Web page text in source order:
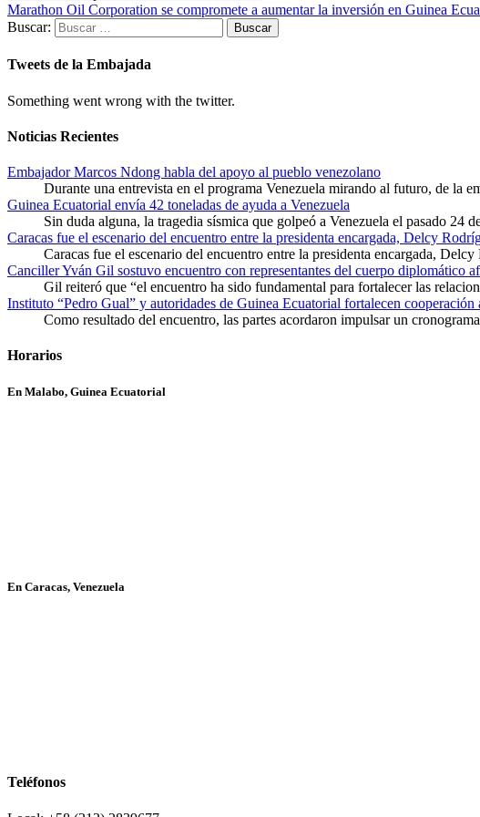
Marathon Oil Corporation se compromete a aumentar la inversión en Guinea
Buscar:
Tweets de la Embajada
Something went wrong with the twitter.
Noticias Recientes
Embajador Marcos Ndong habla del apoyo al pueblo venezolano
Durante una entrevista en el programa Venezuela mirando al futuro, de la
Guinea Ecuatorial envía 42 toneladas de ayuda a Venezuela
Sin duda alguna, la tragedia sísmica que golpeó a Venezuela el pasado 24
Caracas fue el escenario del encuentro entre la presidenta encargada, Delcy
Caracas fue el escenario del encuentro entre la presidenta encargada,
Canciller Yván Gil sostuvo encuentro con representantes del cuerpo diplomático
Gil reiteró que “el encuentro ha sido fundamental para fortalecer las
Instituto “Pedro Gual” y autoridades de Guinea Ecuatorial fortalecen cooperación
Como resultado del encuentro, las partes acordaron impulsar un
Horarios
En Malabo, Guinea Ecuatorial
En Caracas, Venezuela
Teléfonos